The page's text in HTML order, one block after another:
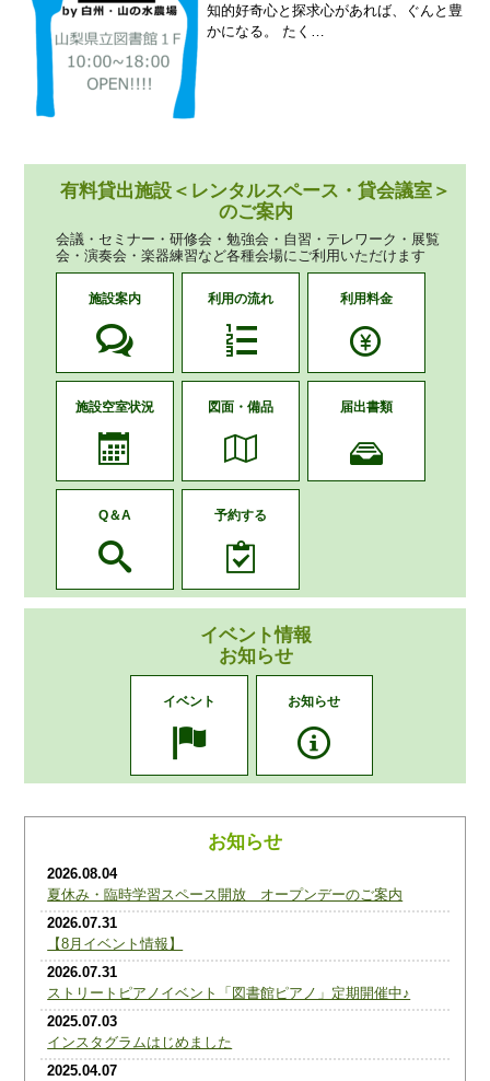
知的好奇心と探求心があれば、ぐんと豊
かになる。 たく…
有料貸出施設＜レンタルスペース・貸会議室＞
のご案内
会議・セミナー・研修会・勉強会・自習・テレワーク・展覧
会・演奏会・楽器練習など各種会場にご利用いただけます
施設案内 利用の流れ 利用料金
施設空室状況 図面・備品 届出書類
Q＆A 予約する
イベント情報
お知らせ
イベント お知らせ
お知らせ
2026.08.04
夏休み・臨時学習スペース開放 オープンデーのご案内
2026.07.31
【8月イベント情報】
2026.07.31
ストリートピアノイベント「図書館ピアノ」定期開催中♪
2025.07.03
インスタグラムはじめました
2025.04.07